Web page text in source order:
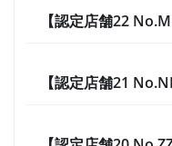
【認定店舗22
【認定店舗21